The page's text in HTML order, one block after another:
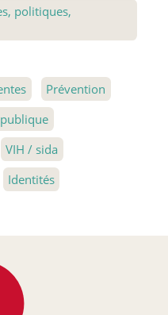
politiques,
Prévention
VIH / sida
Identités